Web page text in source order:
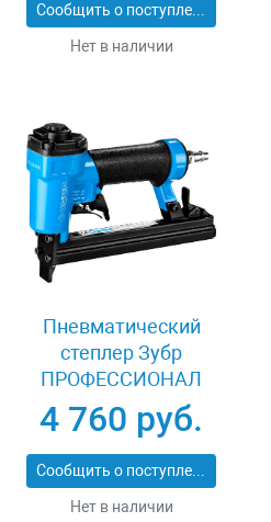
Сообщить о поступлении
Нет в наличии
Пневматический
степлер Зубр
ПРОФЕССИОНАЛ
3191
4 760 руб.
Сообщить о поступлении
Нет в наличии